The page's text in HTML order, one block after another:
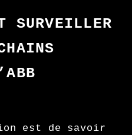
SURVEILLER
est de savoir